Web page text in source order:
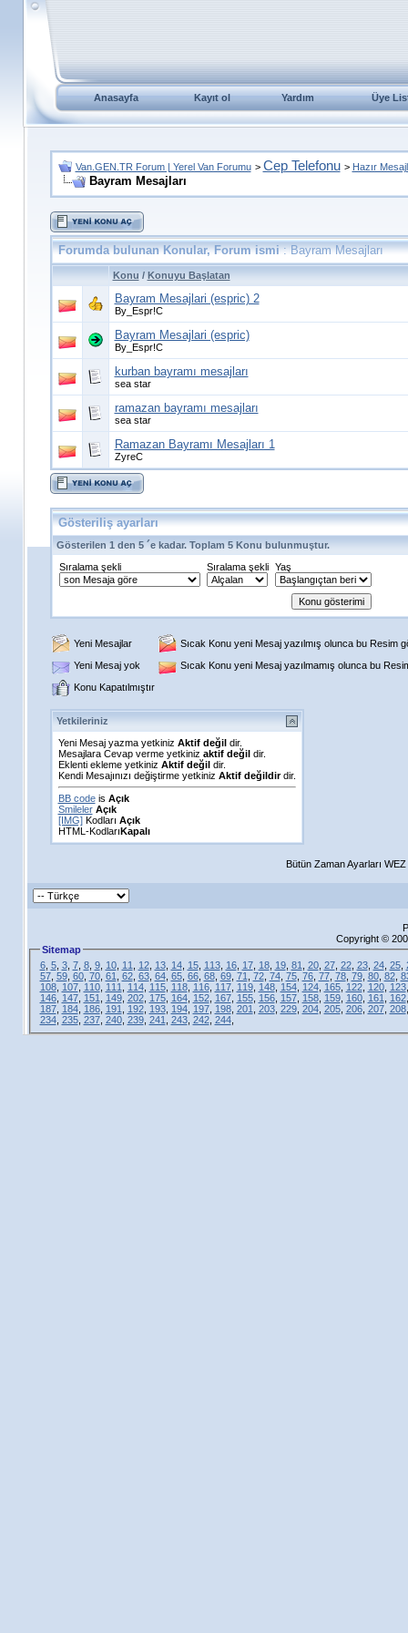
Anasayfa Kayıt ol Yardım Üye
Van.GEN.TR Forum | Yerel Van Forumu > Cep Telefonu > Hazır
Bayram Mesajları
Forumda bulunan Konular, Forum ismi: Bayram Mesajları
Konu / Konuyu Başlatan
Bayram Mesajlari (espric) 2
By_Espr!C
Bayram Mesajlari (espric)
By_Espr!C
kurban bayramı mesajları
sea star
ramazan bayramı mesajları
sea star
Ramazan Bayramı Mesajları 1
ZyreC
Gösteriliş ayarları
Gösterilen 1 den 5 ´e kadar. Toplam 5 Konu bulunmuştur.
Sıralama şekli
Sıralama şekli Yaş
Yeni Mesajlar
Sıcak Konu yeni Mesaj yazılmış olunca bu Resim
Yeni Mesaj yok
Sıcak Konu yeni Mesaj yazılmamış olunca bu
Konu Kapatılmıştır
Yetkileriniz
Yeni Mesaj yazma yetkiniz Aktif değildir.
Mesajlara Cevap verme yetkiniz aktif değildir.
Eklenti ekleme yetkiniz Aktif değildir.
Kendi Mesajınızı değiştirme yetkiniz Aktif değildirdir.
BB codeis Açık
Smileler Açık
[IMG]Kodları Açık
HTML-KodlarıKapalı
Bütün Zaman Ayarları
Copyright ©
Sitemap
6, 5, 3, 7, 8, 9, 10, 11 12, 13, 14, 15, 113, 16, 17, 18, 19, 81 20, 27, 22, 23, 24, 25,
57, 59, 60, 70, 61 62, 63, 64, 65, 66, 68, 69, 71 72, 74, 75, 76, 77, 78, 79, 80, 82,
108, 107, 110, 111 114, 115, 118, 116, 117, 119, 148, 154, 124, 165, 122, 120, 123
146, 147, 151 149, 202, 175, 164, 152, 167, 155, 156, 157, 158, 159, 160, 161 162
187, 184, 186, 191 192, 193, 194, 197, 198, 201 203, 229, 204, 205, 206, 207, 208
234, 235, 237, 240, 239, 241 243, 242, 244,